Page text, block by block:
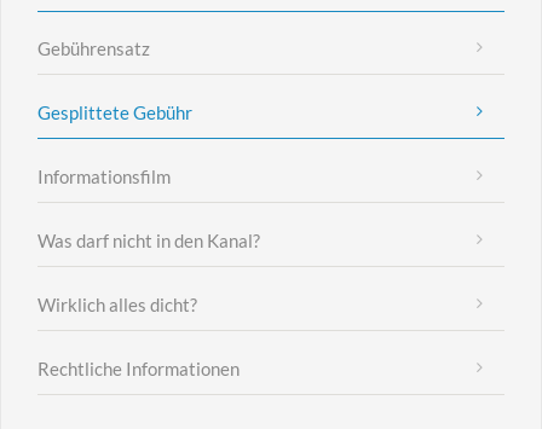
Gebührensatz
Gesplittete Gebühr
Informationsfilm
Was darf nicht in den Kanal?
Wirklich alles dicht?
Rechtliche Informationen